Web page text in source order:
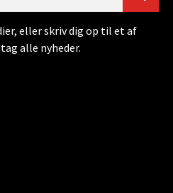
eller skriv dig op til et af
alle nyheder.